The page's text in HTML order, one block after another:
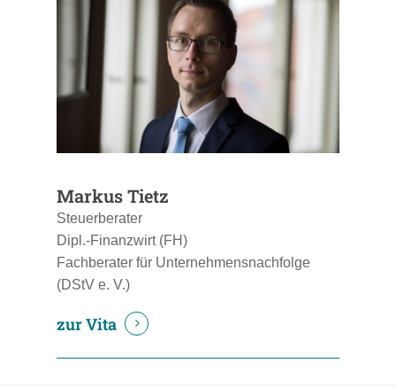
Markus Tietz
Steuerberater
Dipl.-Finanzwirt (FH)
Fachberater für Unternehmensnachfolge
(DStV e. V.)
zur Vita